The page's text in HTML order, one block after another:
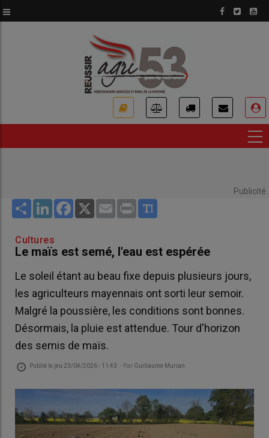
au
Publicité
Share LinkedInFacebook
X Email Print
Cultures
Le maïs est semé, l'eau est espérée
Le soleil étant au beau fixe depuis plusieurs jours,
les agriculteurs mayennais ont sorti leur semoir.
Malgré la poussière, les conditions sont bonnes.
Désormais, la pluie est attendue. Tour d'horizon
des semis de maïs.
Publié le jeu 23/04/2026 - 11:43 - Par Guillaume Murian